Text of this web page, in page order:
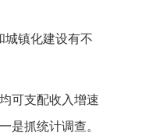
城镇化建设有不
可支配收入增速
是抓统计调查。